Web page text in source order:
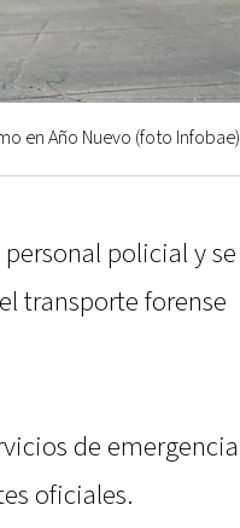
en Año Nuevo (foto Infobae)
policial y se
transporte forense
de emergencia
oficiales.